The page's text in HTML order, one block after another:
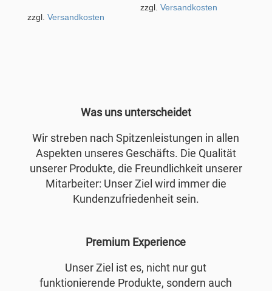
zzgl. Versandkosten
zzgl.Versandkosten
Was uns unterscheidet
Wir streben nach Spitzenleistungen in allen
Aspekten unseres Geschäfts. Die Qualität
unserer Produkte, die Freundlichkeit unserer
Mitarbeiter: Unser Ziel wird immer die
Kundenzufriedenheit sein.
Premium Experience
Unser Ziel ist es, nicht nur gut
funktionierende Produkte, sondern auch